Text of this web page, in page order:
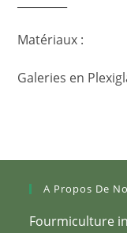
Matériaux :
Galeries en
A Propos De
Fourmiculture